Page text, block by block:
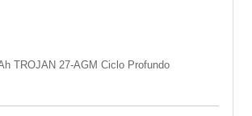
TROJAN 27-AGM Ciclo Profundo